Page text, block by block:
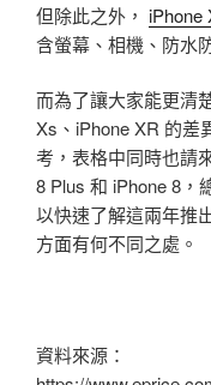
但除此之外， iPhone
含螢幕、相機、防水
而為了讓大家能更清
Xs、iPhone XR 的差
考，表格中同時也請
8 Plus 和 iPhone 8，
以快速了解這兩年推
方面有何不同之處。
資料來源：